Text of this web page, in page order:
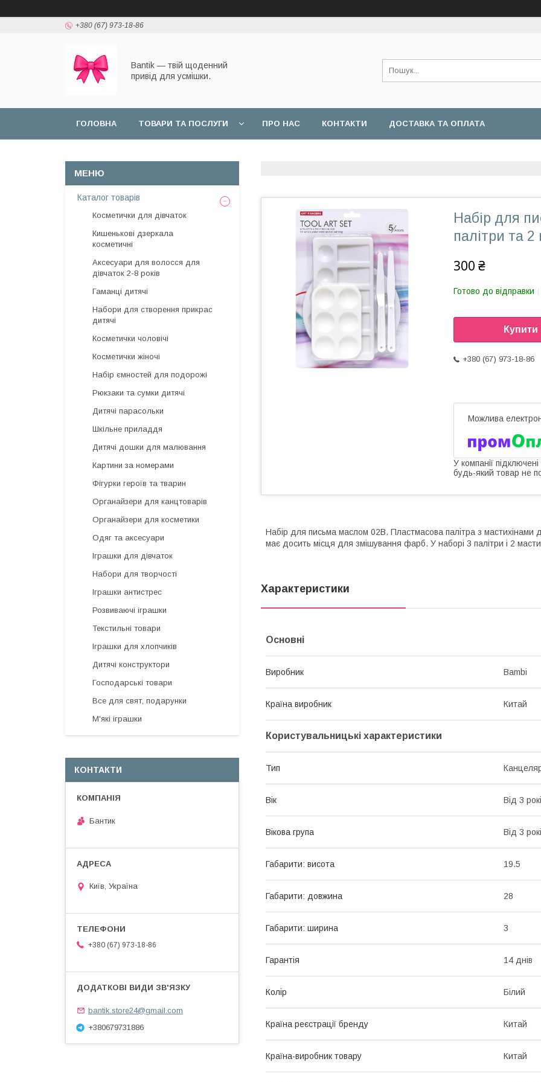
+380 (67) 973-18-86
Bantik — твій щоденний
привід для усмішки.
ГОЛОВНА ТОВАРИ ТА ПОСЛУГИ ПРО НАС КОНТАКТИ ДОСТАВКА ТА ОПЛАТА
Набір для
палітри та 2
300 ₴
Готово до відправки
Купити
+380 (67) 973-18-86
У компанії
будь-який товар не
Набір для письма маслом 02В. Пластмасова палітра з мастихінами
має досить місця для змішування фарб. У наборі 3 палітри і 2
Характеристики
Основні
Виробник Bambi
Країна виробник Китай
Користувальницькі характеристики
Тип
Вік Від 3
Вікова група Від 3
Габарити: висота 19.5
Габарити: довжина 28
Габарити: ширина 3
Гарантія 14 днів
Колір Білий
Країна реєстрації бренду Китай
Країна-виробник товару Китай
Каталог товарів
Косметички для дівчаток
Кишенькові дзеркала
косметичні
Аксесуари для волосся для
дівчаток 2-8 років
Гаманці дитячі
Набори для створення прикрас
дитячі
Косметички чоловічі
Косметички жіночі
Набір ємностей для подорожі
Рюкзаки та сумки дитячі
Дитячі парасольки
Шкільне приладдя
Дитячі дошки для малювання
Картини за номерами
Фігурки героїв та тварин
Органайзери для канцтоварів
Органайзери для косметики
Одяг та аксесуари
Іграшки для дівчаток
Набори для творчості
Іграшки антистрес
Розвиваючі іграшки
Текстильні товари
Іграшки для хлопчиків
Дитячі конструктори
Господарські товари
Все для свят, подарунки
М'які іграшки
КОНТАКТИ
Бантик
Київ, Україна
+380 (67) 973-18-86
bantik.store24@gmail.com
+380679731886